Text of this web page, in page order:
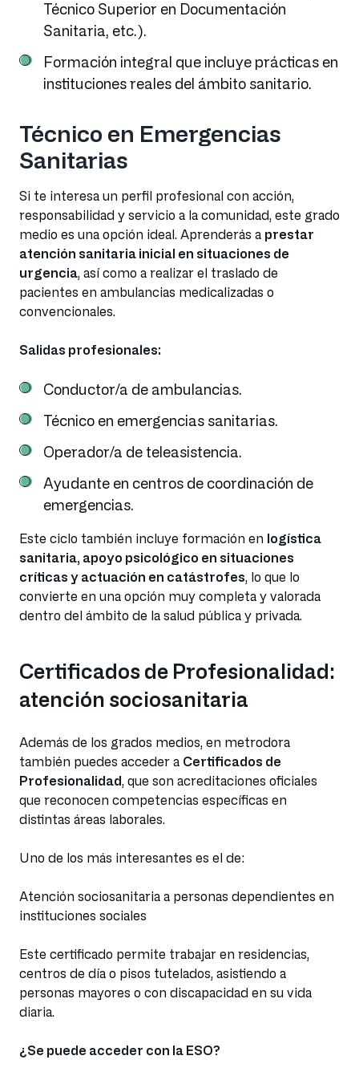
Técnico Superior en Documentación
Sanitaria, etc.).
Formación integral que incluye prácticas en
instituciones reales del ámbito sanitario.
Técnico en Emergencias
Sanitarias
Si te interesa un perfil profesional con acción,
responsabilidad y servicio a la comunidad, este grado
medio es una opción ideal. Aprenderás a prestar
atención sanitaria inicial en situaciones de
urgencia, así como a realizar el traslado de
pacientes en ambulancias medicalizadas o
convencionales.
Salidas profesionales:
Conductor/a de ambulancias.
Técnico en emergencias sanitarias.
Operador/a de teleasistencia.
Ayudante en centros de coordinación de
emergencias.
Este ciclo también incluye formación en logística
sanitaria, apoyo psicológico en situaciones
críticas y actuación en catástrofes, lo que lo
convierte en una opción muy completa y valorada
dentro del ámbito de la salud pública y privada.
Certificados de Profesionalidad:
atención sociosanitaria
Además de los grados medios, en metrodora
también puedes acceder a Certificados de
Profesionalidad, que son acreditaciones oficiales
que reconocen competencias específicas en
distintas áreas laborales.
Uno de los más interesantes es el de:
Atención sociosanitaria a personas dependientes en
instituciones sociales
Este certificado permite trabajar en residencias,
centros de día o pisos tutelados, asistiendo a
personas mayores o con discapacidad en su vida
diaria.
¿Se puede acceder con la ESO?